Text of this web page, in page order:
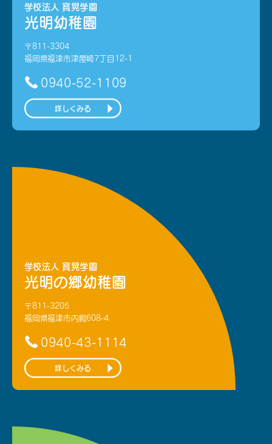
学校法人 寳晃学園
光明幼稚園
〒811-3304
福岡県福津市津屋崎7丁目12-1
0940-52-1109
詳しくみる
学校法人 寳晃学園
光明の郷幼稚園
〒811-3205
福岡県福津市内殿608-4
0940-43-1114
詳しくみる